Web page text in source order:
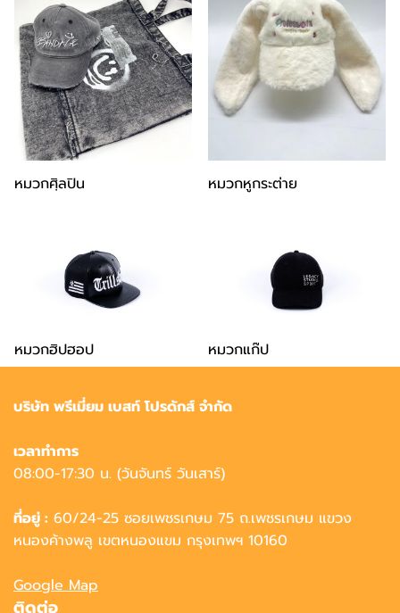
หมวกศฺิลปิน หมวกหูกระต่าย
หมวกฮิปฮอป หมวกแก๊ป
บริษัท พรีเมี่ยม เบสท์ โปรดักส์ จำกัด
เวลาทำการ
08:00-17:30 น. (วันจันทร์ วันเสาร์)
ที่อยู่ : 60/24-25 ซอยเพชรเกษม 75 ถ.เพชรเกษม แขวง
หนองค้างพลู เขตหนองแขม กรุงเทพฯ 10160
Google Map
ติดต่อ